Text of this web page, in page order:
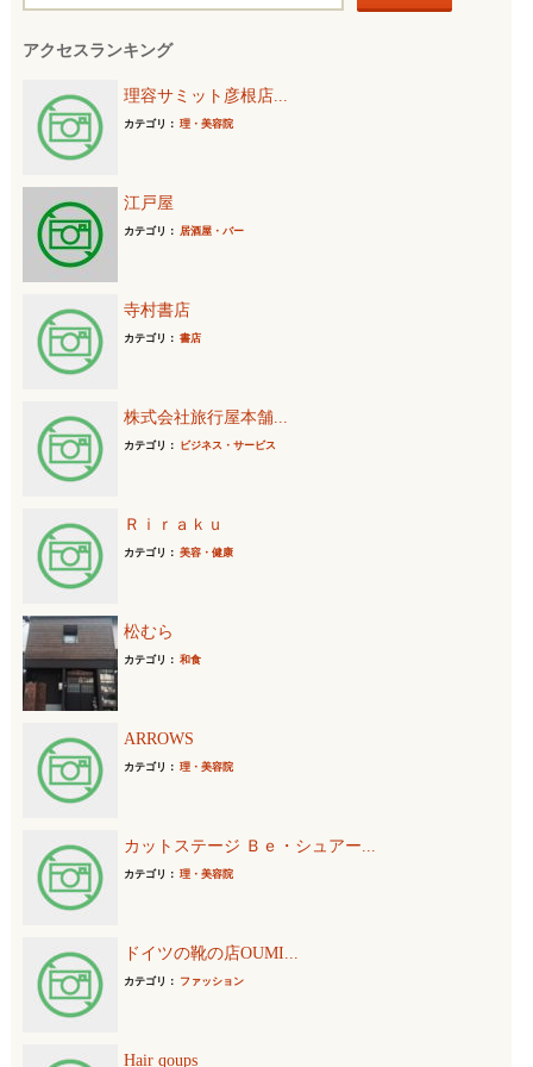
:アクセスランキング
理容サミット彦根店...
カテゴリ： 理・美容院
江戸屋
カテゴリ： 居酒屋・バー
寺村書店
カテゴリ： 書店
株式会社旅行屋本舗...
カテゴリ： ビジネス・サービス
Ｒｉｒａｋｕ
カテゴリ： 美容・健康
松むら
カテゴリ： 和食
ARROWS
カテゴリ： 理・美容院
カットステージ Ｂｅ・シュアー...
カテゴリ： 理・美容院
ドイツの靴の店OUMI...
カテゴリ： ファッション
Hair qoups